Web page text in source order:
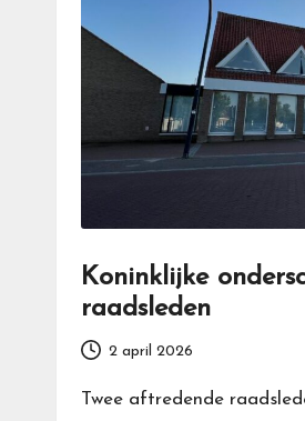
Koninklijke
raadsleden
2 april 2026
Twee aftredende